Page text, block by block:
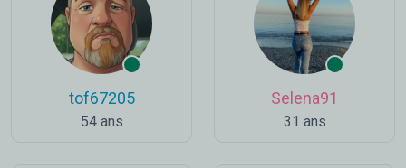
tof67205
54 ans
Selena91
31 ans